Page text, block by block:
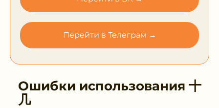
Перейти в Телеграм →
Ошибки использования ⼗
⼏